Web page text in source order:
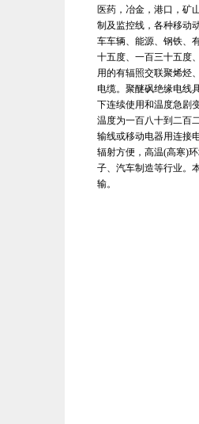
医药，冶金，港口，矿
制及监控线，各种移动
车车辆、能源、钢铁、
十五度、一百三十五度
用的有辐照交联聚烯烃
电缆。聚醚砜绝缘电线
下连续使用和温度急剧
温度为一百八十到二百
输线或移动电器用连接
辐射方便，高温(高寒)
子、汽车制造等行业。
输。